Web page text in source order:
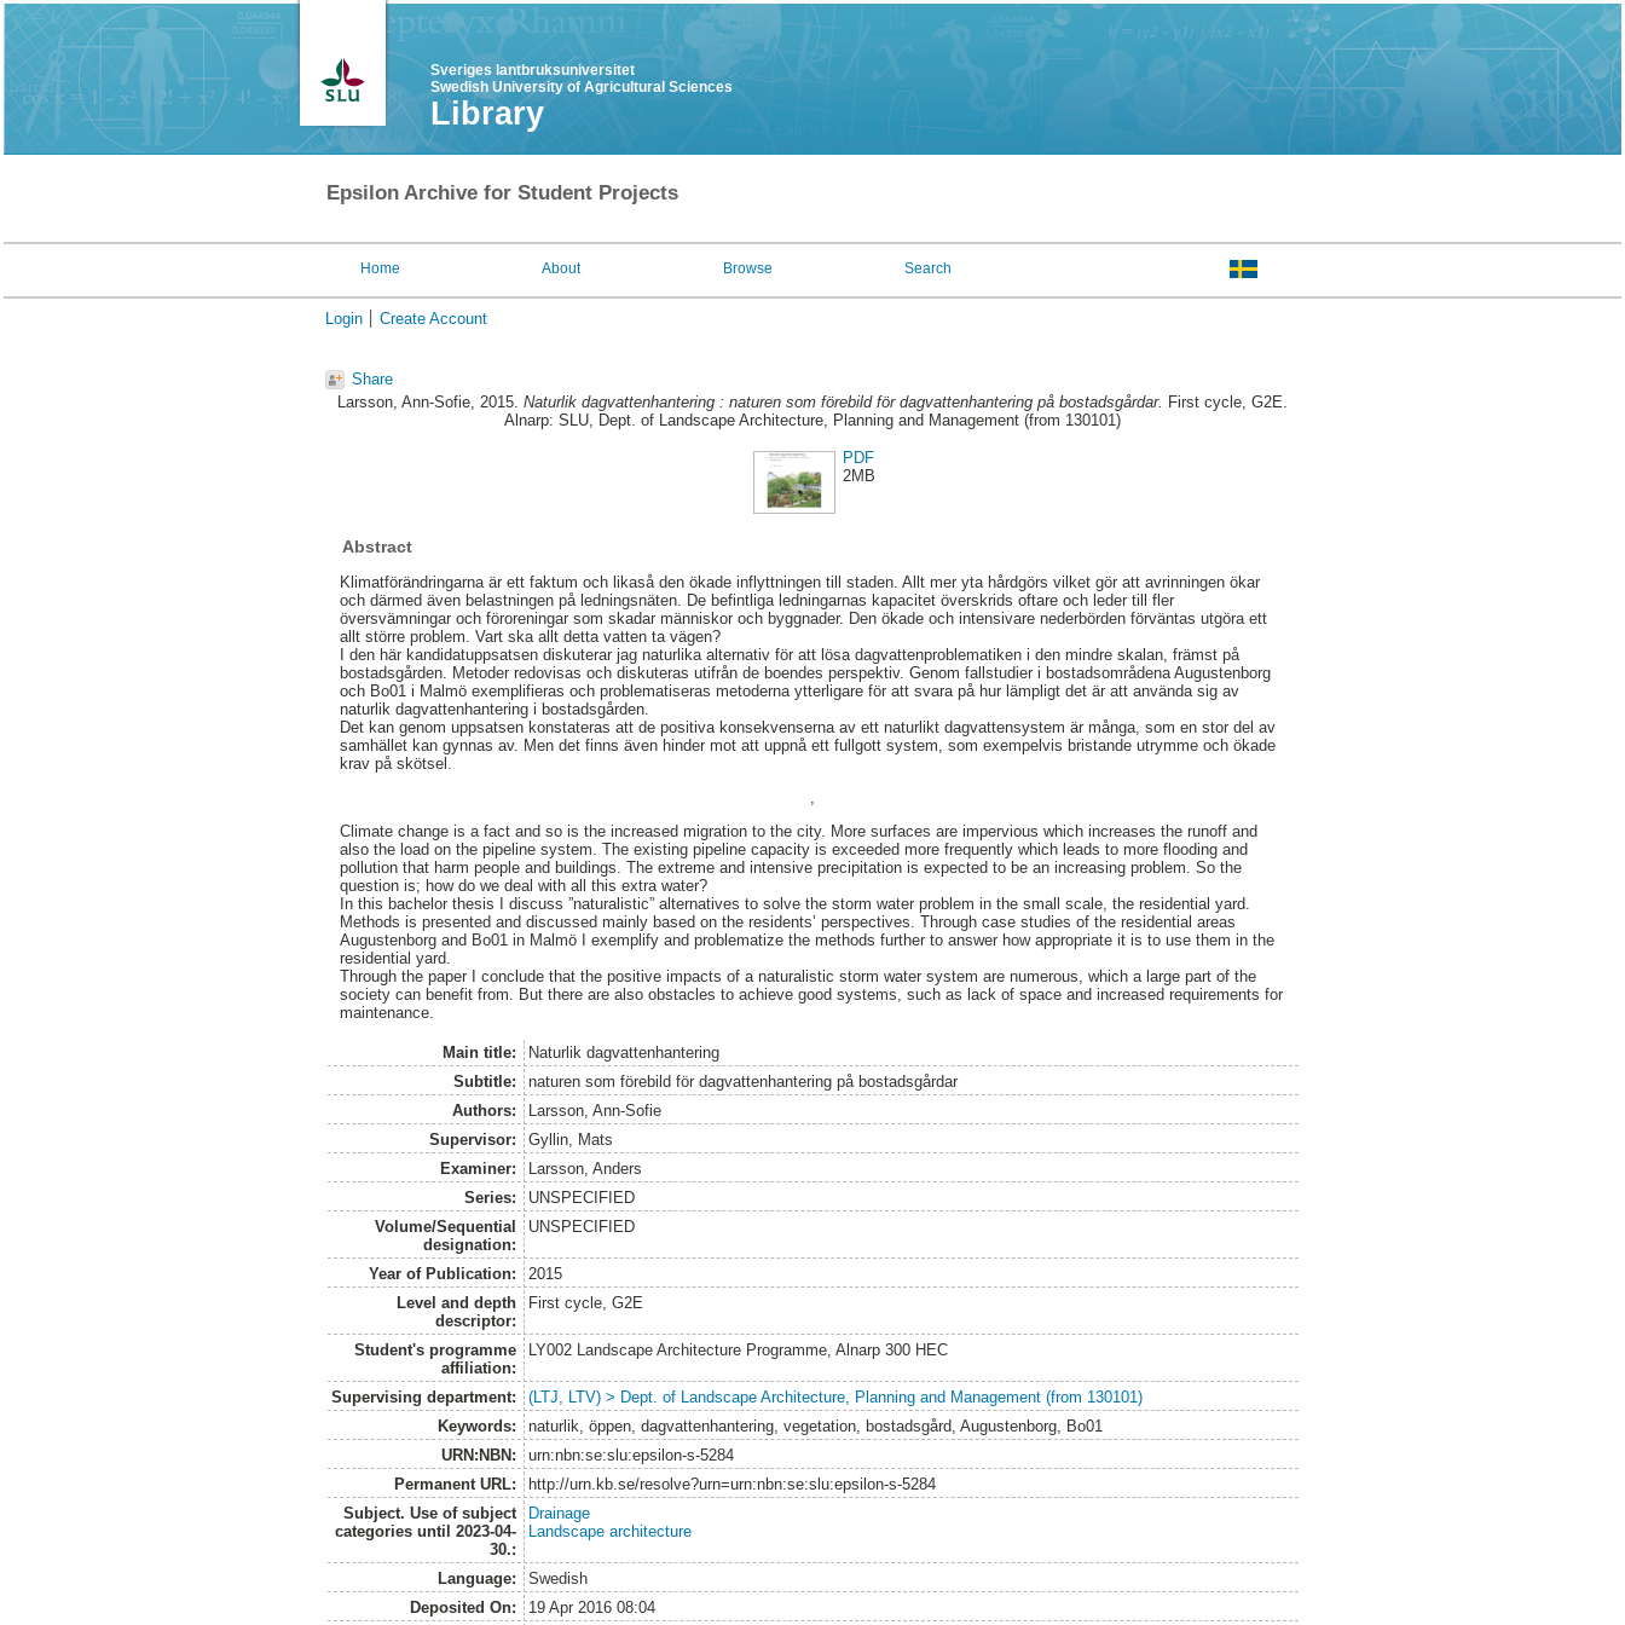
Sveriges lantbruksuniversitet
Swedish University of Agricultural Sciences
Library
Epsilon Archive for Student Projects
Home About Browse Search
Login Create Account
Share
Larsson, Ann-Sofie, 2015. Naturlik dagvattenhantering : naturen som förebild för dagvattenhantering på bostadsgårdar. First cycle, G2E.
Alnarp: SLU, Dept. of Landscape Architecture, Planning and Management (from 130101)
PDF
2MB
Abstract
Klimatförändringarna är ett faktum och likaså den ökade inflyttningen till staden. Allt mer yta hårdgörs vilket gör att avrinningen ökar
och därmed även belastningen på ledningsnäten. De befintliga ledningarnas kapacitet överskrids oftare och leder till fler
översvämningar och föroreningar som skadar människor och byggnader. Den ökade och intensivare nederbörden förväntas utgöra ett
allt större problem. Vart ska allt detta vatten ta vägen?
I den här kandidatuppsatsen diskuterar jag naturlika alternativ för att lösa dagvattenproblematiken i den mindre skalan, främst på
bostadsgården. Metoder redovisas och diskuteras utifrån de boendes perspektiv. Genom fallstudier i bostadsområdena Augustenborg
och Bo01 i Malmö exemplifieras och problematiseras metoderna ytterligare för att svara på hur lämpligt det är att använda sig av
naturlik dagvattenhantering i bostadsgården.
Det kan genom uppsatsen konstateras att de positiva konsekvenserna av ett naturlikt dagvattensystem är många, som en stor del av
samhället kan gynnas av. Men det finns även hinder mot att uppnå ett fullgott system, som exempelvis bristande utrymme och ökade
krav på skötsel.
Climate change is a fact and so is the increased migration to the city. More surfaces are impervious which increases the runoff and
also the load on the pipeline system. The existing pipeline capacity is exceeded more frequently which leads to more flooding and
pollution that harm people and buildings. The extreme and intensive precipitation is expected to be an increasing problem. So the
question is; how do we deal with all this extra water?
In this bachelor thesis I discuss ”naturalistic” alternatives to solve the storm water problem in the small scale, the residential yard.
Methods is presented and discussed mainly based on the residents’ perspectives. Through case studies of the residential areas
Augustenborg and Bo01 in Malmö I exemplify and problematize the methods further to answer how appropriate it is to use them in the
residential yard.
Through the paper I conclude that the positive impacts of a naturalistic storm water system are numerous, which a large part of the
society can benefit from. But there are also obstacles to achieve good systems, such as lack of space and increased requirements for
maintenance.
Main title:
Naturlik dagvattenhantering
Subtitle:
naturen som förebild för dagvattenhantering på bostadsgårdar
Authors:
Larsson, Ann-Sofie
Supervisor:
Gyllin, Mats
Examiner:
Larsson, Anders
Series:
UNSPECIFIED
Volume/Sequential
designation:
UNSPECIFIED
Year of Publication:
2015
Level and depth
descriptor:
First cycle, G2E
Student's programme
affiliation:
LY002 Landscape Architecture Programme, Alnarp 300 HEC
Supervising department:
(LTJ, LTV) > Dept. of Landscape Architecture, Planning and Management (from 130101)
Keywords:
naturlik, öppen, dagvattenhantering, vegetation, bostadsgård, Augustenborg, Bo01
URN:NBN:
urn:nbn:se:slu:epsilon-s-5284
Permanent URL:
http://urn.kb.se/resolve?urn=urn:nbn:se:slu:epsilon-s-5284
Subject. Use of subject
categories until 2023-04-
30.:
Drainage
Landscape architecture
Language:
Swedish
Deposited On:
19 Apr 2016 08:04